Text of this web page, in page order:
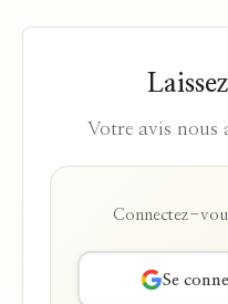
des exercices
Votre avis nous
Connectez-
Se